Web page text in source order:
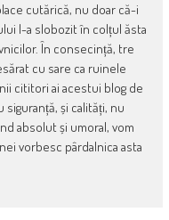
cutărică, nu doar că-i
l-a slobozit în colțul ăsta
În consecință, tre
cu sare ca ruinele
cititori ai acestui blog de
și calități, nu
absolut și umoral, vom
vorbesc pârdalnica asta